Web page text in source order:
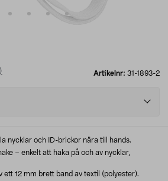
Artikelnr: 31-1893-2
nycklar och ID-brickor nära till hands.
– enkelt att haka på och av nycklar,
ett 12 mm brett band av textil (polyester).